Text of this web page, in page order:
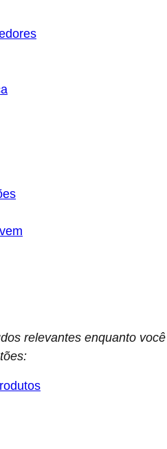
relevantes enquanto você